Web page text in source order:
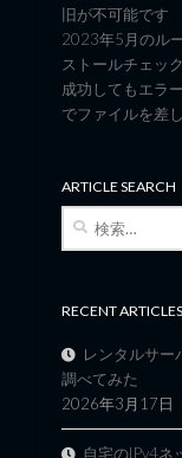
旧が不可能です
2023年5月のル
ストールチェッ
成功してもエラ
でファイルを差
ARTICLE SEARCH
RECENT ARTICLES
レンタルサー
調べてみた
2026年3月17日
自宅のIPv4ネ